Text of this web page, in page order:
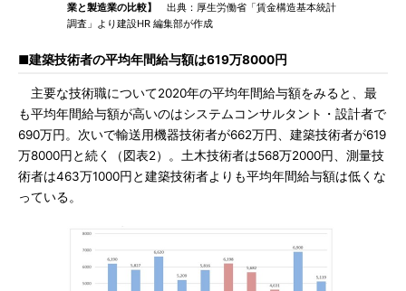
業と製造業の比較】
出典：厚生労働省「賃金構造基本統計
調査」より建設HR 編集部が作成
■建築技術者の平均年間給与額は619万8000円
主要な技術職について2020年の平均年間給与額をみると、最
も平均年間給与額が高いのはシステムコンサルタント・設計者で
690万円。次いで輸送用機器技術者が662万円、建築技術者が619
万8000円と続く（図表2）。土木技術者は568万2000円、測量技
術者は463万1000円と建築技術者よりも平均年間給与額は低くな
っている。